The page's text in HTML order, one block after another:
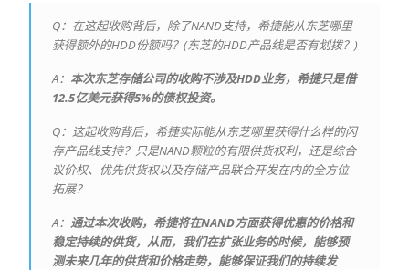
Q：在这起收购背后，除了NAND支持，希捷能从东芝哪里
获得额外的HDD份额吗？(东芝的HDD产品线是否有划拨？)
A： 本次东芝存储公司的收购不涉及HDD业务，希捷只是借
12.5亿美元获得5%的债权投资。
Q：这起收购背后，希捷实际能从东芝哪里获得什么样的闪
存产品线支持？只是NAND颗粒的有限供货权利，还是综合
议价权、优先供货权以及存储产品联合开发在内的全方位
拓展？
A： 通过本次收购，希捷将在NAND方面获得优惠的价格和
稳定持续的供货，从而，我们在扩张业务的时候，能够预
测未来几年的供货和价格走势，能够保证我们的持续发